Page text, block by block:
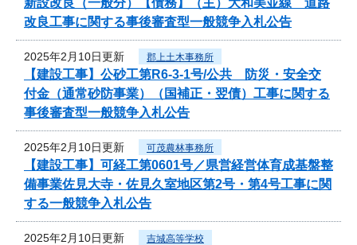
改良工事に関する事後審査型一般競争入札公告
2025年2月10日更新 郡上土木事務所
【建設工事】公砂工第R6-3-1号/公共 防災・安全交
付金（通常砂防事業）（国補正・翌債）工事に関する
事後審査型一般競争入札公告
2025年2月10日更新 可茂農林事務所
【建設工事】可経工第0601号／県営経営体育成基盤整
備事業佐見大寺・佐見久室地区第2号・第4号工事に関
する一般競争入札公告
2025年2月10日更新 吉城高等学校